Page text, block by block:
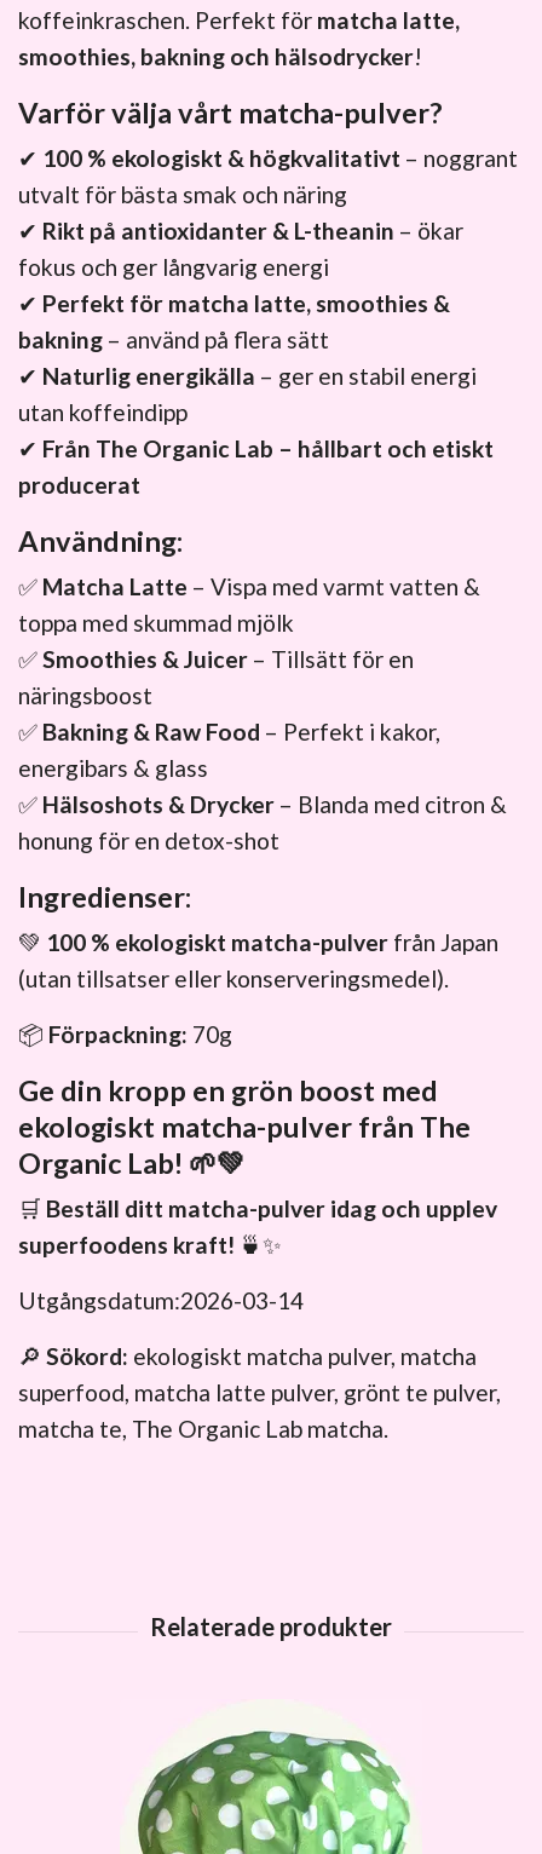
koffeinkraschen. Perfekt för matcha latte,
smoothies, bakning och hälsodrycker!
Varför välja vårt matcha-pulver?
✔ 100 % ekologiskt & högkvalitativt – noggrant
utvalt för bästa smak och näring
✔ Rikt på antioxidanter & L-theanin – ökar
fokus och ger långvarig energi
✔ Perfekt för matcha latte, smoothies &
bakning – använd på flera sätt
✔ Naturlig energikälla – ger en stabil energi
utan koffeindipp
✔ Från The Organic Lab – hållbart och etiskt
producerat
Användning:
✅ Matcha Latte – Vispa med varmt vatten &
toppa med skummad mjölk
✅Smoothies & Juicer – Tillsätt för en
näringsboost
✅ Bakning & Raw Food – Perfekt i kakor,
energibars & glass
✅ Hälsoshots & Drycker – Blanda med citron &
honung för en detox-shot
Ingredienser:
💚 100 % ekologiskt matcha-pulver från Japan
(utan tillsatser eller konserveringsmedel).
📦 Förpackning: 70g
Ge din kropp en grön boost med
ekologiskt matcha-pulver från The
Organic Lab! 🌱💚
🛒 Beställ ditt matcha-pulver idag och upplev
superfoodens kraft! 🍵✨
Utgångsdatum:2026-03-14
🔎 Sökord: ekologiskt matcha pulver, matcha
superfood, matcha latte pulver, grönt te pulver,
matcha te, The Organic Lab matcha.